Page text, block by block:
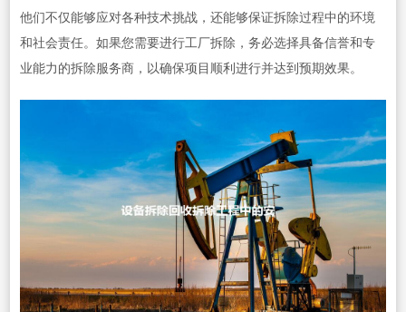
他们不仅能够应对各种技术挑战，还能够保证拆除过程中的环境
和社会责任。如果您需要进行工厂拆除，务必选择具备信誉和专
业能力的拆除服务商，以确保项目顺利进行并达到预期效果。